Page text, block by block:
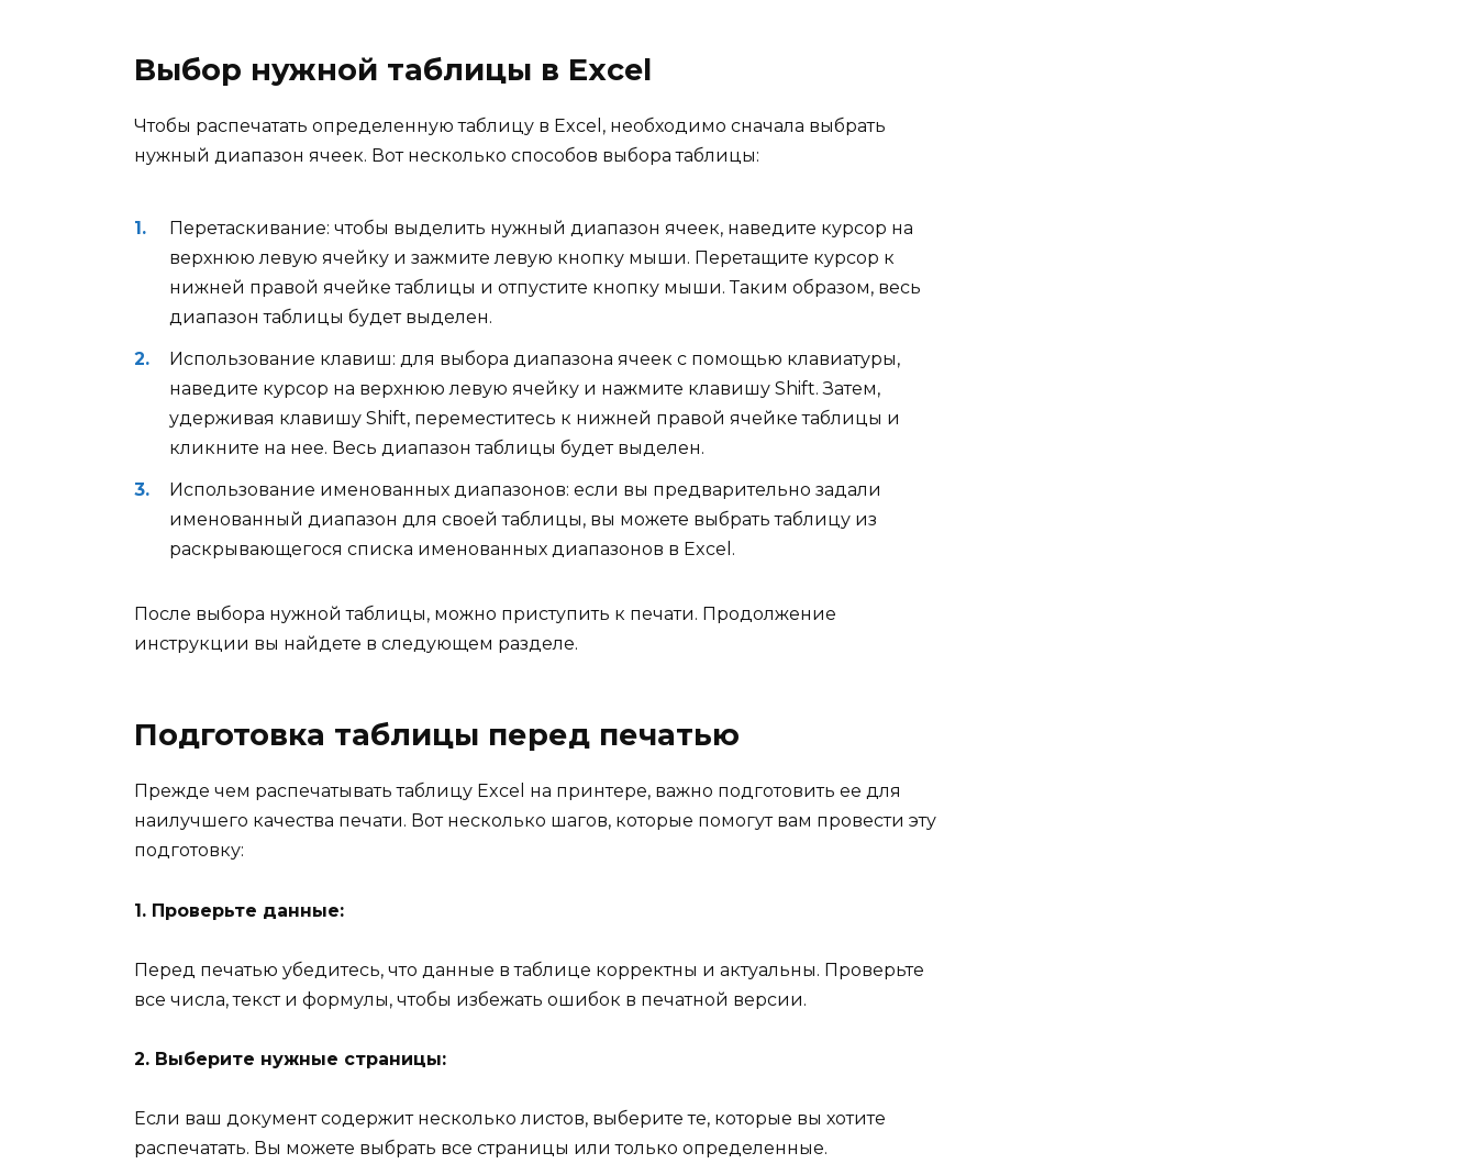
Выбор нужной таблицы в Excel
Чтобы распечатать определенную таблицу в Excel, необходимо сначала выбрать
нужный диапазон ячеек. Вот несколько способов выбора таблицы:
Перетаскивание: чтобы выделить нужный диапазон ячеек, наведите курсор на
верхнюю левую ячейку и зажмите левую кнопку мыши. Перетащите курсор к
нижней правой ячейке таблицы и отпустите кнопку мыши. Таким образом, весь
диапазон таблицы будет выделен.
Использование клавиш: для выбора диапазона ячеек с помощью клавиатуры,
наведите курсор на верхнюю левую ячейку и нажмите клавишу Shift. Затем,
удерживая клавишу Shift, переместитесь к нижней правой ячейке таблицы и
кликните на нее. Весь диапазон таблицы будет выделен.
Использование именованных диапазонов: если вы предварительно задали
именованный диапазон для своей таблицы, вы можете выбрать таблицу из
раскрывающегося списка именованных диапазонов в Excel.
После выбора нужной таблицы, можно приступить к печати. Продолжение
инструкции вы найдете в следующем разделе.
Подготовка таблицы перед печатью
Прежде чем распечатывать таблицу Excel на принтере, важно подготовить ее для
наилучшего качества печати. Вот несколько шагов, которые помогут вам провести эту
подготовку:
1. Проверьте данные:
Перед печатью убедитесь, что данные в таблице корректны и актуальны. Проверьте
все числа, текст и формулы, чтобы избежать ошибок в печатной версии.
2. Выберите нужные страницы:
Если ваш документ содержит несколько листов, выберите те, которые вы хотите
распечатать. Вы можете выбрать все страницы или только определенные.